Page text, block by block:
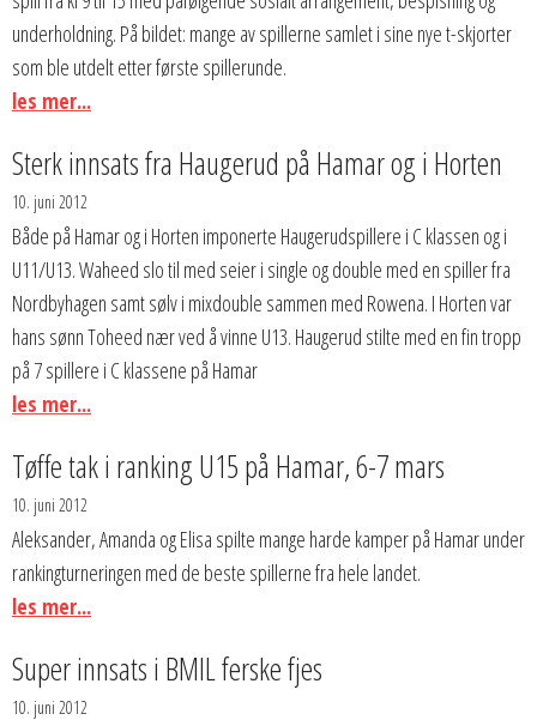
underholdning. På bildet: mange av spillerne samlet i sine nye t-skjorter
som ble utdelt etter første spillerunde.
les mer...
Sterk innsats fra Haugerud på Hamar og i Horten
10. juni 2012
Både på Hamar og i Horten imponerte Haugerudspillere i C klassen og i
U11/U13. Waheed slo til med seier i single og double med en spiller fra
Nordbyhagen samt sølv i mixdouble sammen med Rowena. I Horten var
hans sønn Toheed nær ved å vinne U13. Haugerud stilte med en fin tropp
på 7 spillere i C klassene på Hamar
les mer...
Tøffe tak i ranking U15 på Hamar, 6-7 mars
10. juni 2012
Aleksander, Amanda og Elisa spilte mange harde kamper på Hamar under
rankingturneringen med de beste spillerne fra hele landet.
les mer...
Super innsats i BMIL ferske fjes
10. juni 2012